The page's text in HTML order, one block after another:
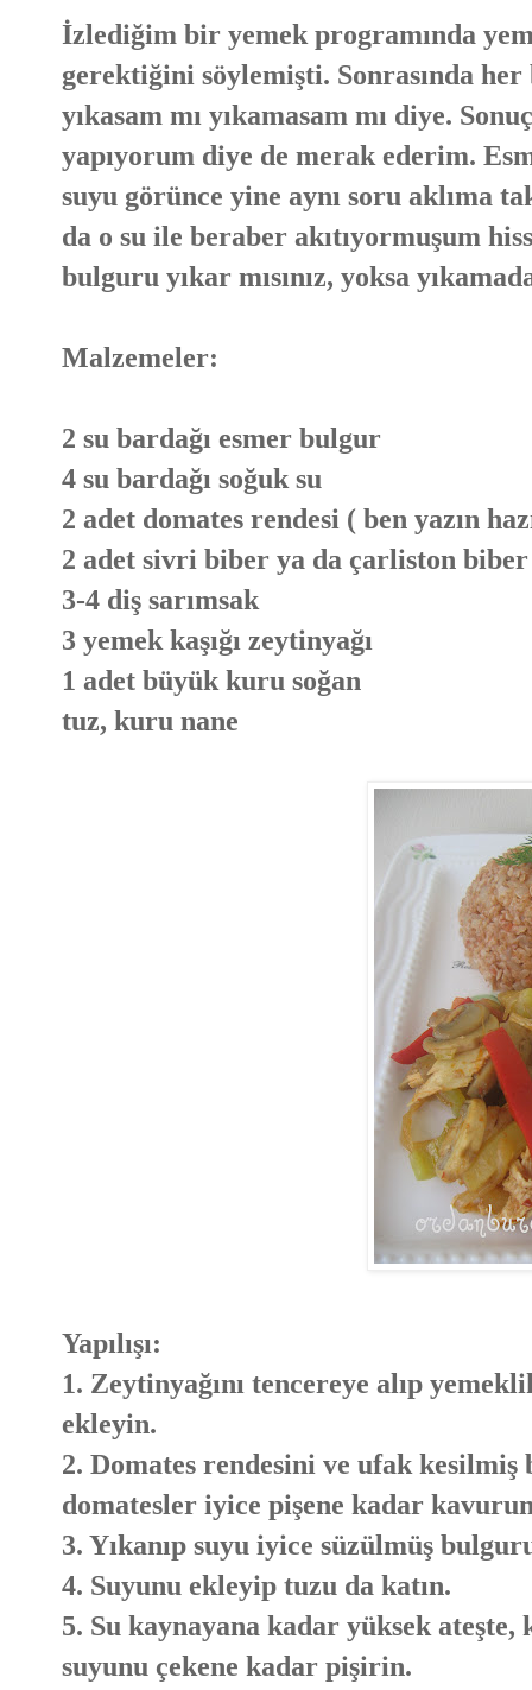
İzlediğim bir yemek programında
gerektiğini söylemişti. Sonrasında
yıkasam mı yıkamasam mı diye.
yapıyorum diye de merak ederim.
suyu görünce yine aynı soru aklıma
da o su ile beraber akıtıyormuşum
bulguru yıkar mısınız, yoksa
Malzemeler:
2 su bardağı esmer bulgur
4 su bardağı soğuk su
2 adet domates rendesi ( ben yazın
2 adet sivri biber ya da çarliston biber
3-4 diş sarımsak
3 yemek kaşığı zeytinyağı
1 adet büyük kuru soğan
tuz, kuru nane
Yapılışı:
1. Zeytinyağını tencereye alıp
ekleyin.
2. Domates rendesini ve ufak
domatesler iyice pişene kadar
3. Yıkanıp suyu iyice süzülmüş
4. Suyunu ekleyip tuzu da katın.
5. Su kaynayana kadar yüksek ateşte,
suyunu çekene kadar pişirin.